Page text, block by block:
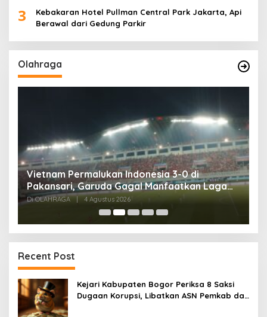
3
Kebakaran Hotel Pullman Central Park Jakarta, Api
Berawal dari Gedung Parkir
Olahraga
Vietnam Permalukan Indonesia 3-0 di
Pakansari, Garuda Gagal Manfaatkan Laga
Kandang
Di OLAHRAGA 4 Agustus 2026
Recent Post
Kejari Kabupaten Bogor Periksa 8 Saksi
Dugaan Korupsi, Libatkan ASN Pemkab dan